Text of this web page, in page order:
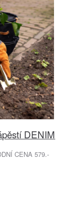
DENIM
CENA 579.-